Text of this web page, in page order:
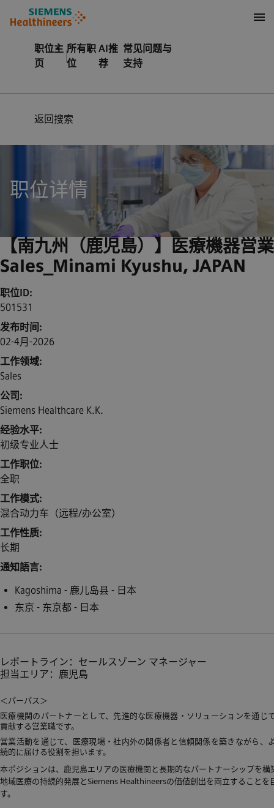
职位主
页
所有职
位
AI推
荐
常见问题与
支持
返回搜索
职位详情
【南九州（鹿児島）】医療機器営
Sales_Minami Kyushu, JAPAN
职位ID
501531
发布时间
02-4月-2026
工作领域
Sales
公司
Siemens Healthcare K.K.
经验水平
初级专业人士
工作职位
全职
工作模式
混合动力车（远程/办公室）
工作性质
长期
通知語言
Kagoshima - 鹿儿岛县 - 日本
东京 - 东京都 - 日本
レポートライン：セールスゾーン マネージャー
担当エリア：鹿児島
＜パーパス＞
医療機関のパートナーとして、先進的な医療機器・ソリューションを通じ
貢献する営業職です。
営業活動を通じて、医療現場・社内外の関係者と信頼関係を築きながら、
続的に届ける役割を担います。
本ポジションは、鹿児島エリアの医療機関と長期的なパートナーシップを構
地域医療の持続的発展とSiemens Healthineersの価値創出を両立することを
す。